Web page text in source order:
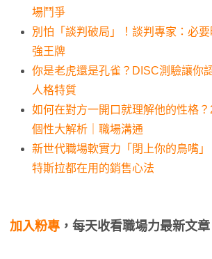
場鬥爭
別怕「談判破局」！談判專家：必
強王牌
你是老虎還是孔雀？DISC測驗讓你
人格特質
如何在對方一開口就理解他的性格
個性大解析｜職場溝通
新世代職場軟實力「閉上你的鳥嘴」
特斯拉都在用的銷售心法
加入粉專 ，每天收看職場力最新文章